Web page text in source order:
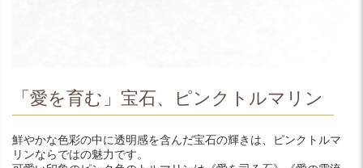
「愛を育む」宝石、ピンクトルマリン
鮮やかな色彩の中に透明感を含んだ宝石の輝きは、ピンクトルマ
リンならではの魅力です。